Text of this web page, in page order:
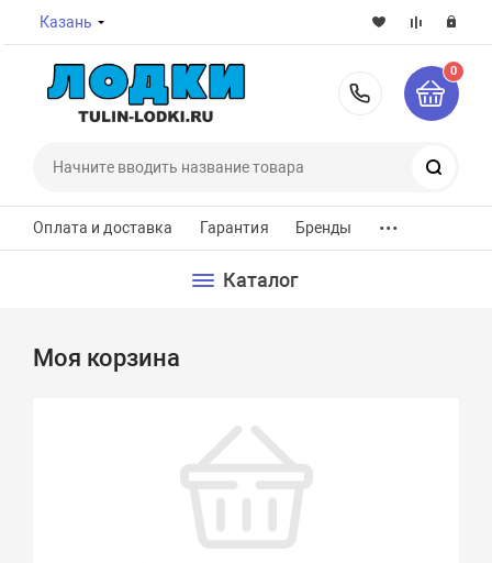
Казань
8-800-
0
Оплата и доставка Гарантия Бренды ...
Каталог
Моя корзина